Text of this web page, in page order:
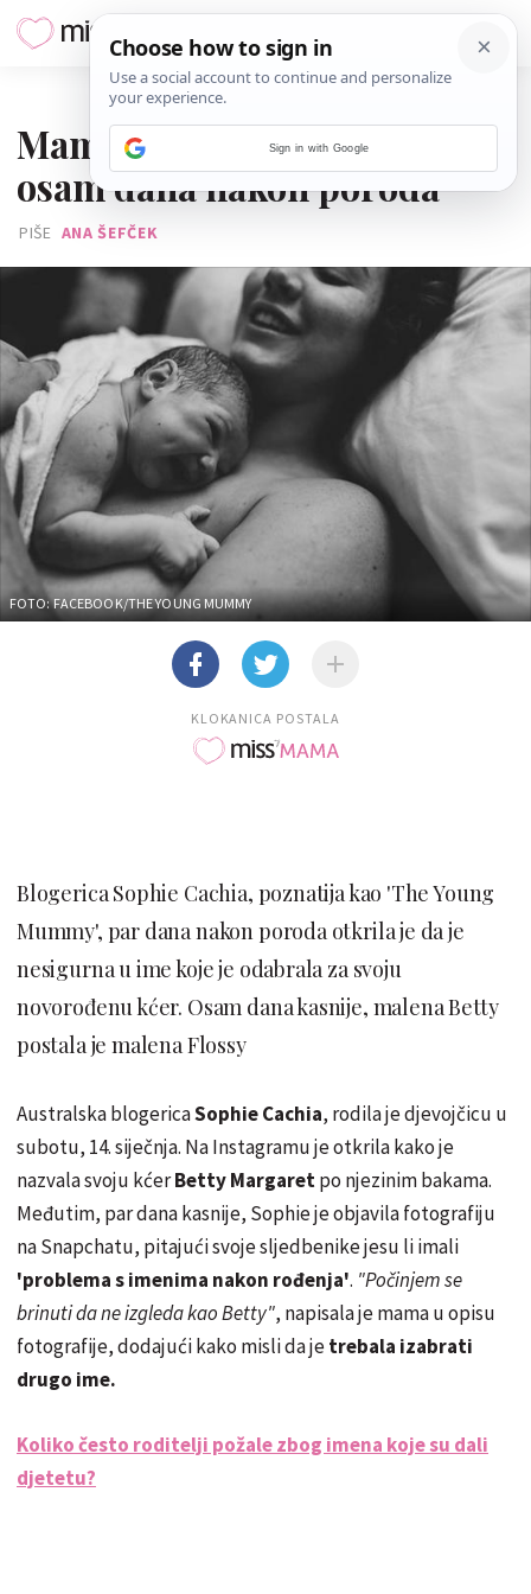
Mama promijenila ime kćeri
osam dana nakon poroda
PIŠE ANA ŠEFČEK
FOTO: FACEBOOK/THE YOUNG MUMMY
KLOKANICA POSTALA
Blogerica Sophie Cachia, poznatija kao 'The Young
Mummy', par dana nakon poroda otkrila je da je
nesigurna u ime koje je odabrala za svoju
novorođenu kćer. Osam dana kasnije, malena Betty
postala je malena Flossy
Australska blogericaSophie Cachia, rodila je djevojčicu u
subotu, 14. siječnja. Na Instagramu je otkrila kako je
nazvala svoju kćerBetty Margaretpo njezinim bakama.
Međutim, par dana kasnije, Sophie je objavila fotografiju
na Snapchatu, pitajući svoje sljedbenike jesu li imali
'problema s imenima nakon rođenja'. "Počinjem se
brinuti da ne izgleda kao Betty", napisala je mama u opisu
fotografije, dodajući kako misli da jetrebala izabrati
drugo ime.
Koliko često roditelji požale zbog imena koje su dali
djetetu?
Sign in with Google